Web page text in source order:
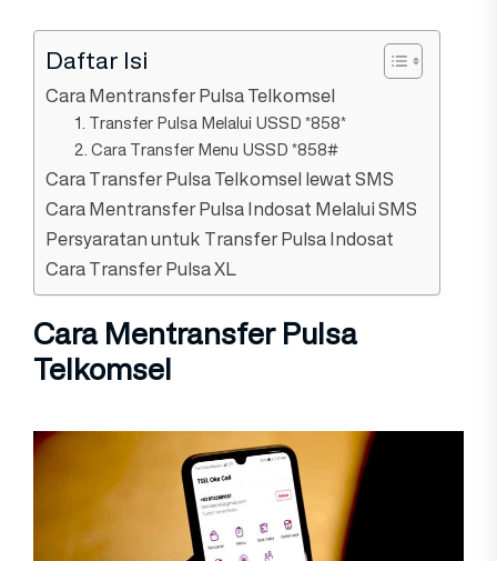
Daftar Isi
Cara Mentransfer Pulsa Telkomsel
1. Transfer Pulsa Melalui USSD *858*
2. Cara Transfer Menu USSD *858#
Cara Transfer Pulsa Telkomsel lewat SMS
Cara Mentransfer Pulsa Indosat Melalui SMS
Persyaratan untuk Transfer Pulsa Indosat
Cara Transfer Pulsa XL
Cara Mentransfer Pulsa
Telkomsel